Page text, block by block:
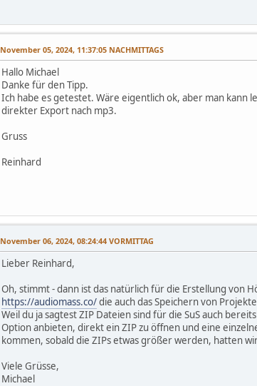
November 05, 2024, 11:37:05 NACHMITTAGS
Hallo Michael
Danke für den Tipp.
Ich habe es getestet. Wäre eigentlich ok, aber man kann
direkter Export nach mp3.
Gruss
Reinhard
November 06, 2024, 08:24:44 VORMITTAG
Lieber Reinhard,
Oh, stimmt - dann ist das natürlich für die Erstellung von
https://audiomass.co/die auch das Speichern von
Weil du ja sagtest ZIP Dateien sind für die SuS auch
Option anbieten, direkt ein ZIP zu öffnen und eine
kommen, sobald die ZIPs etwas größer werden, hatten
Viele Grüsse,
Michael